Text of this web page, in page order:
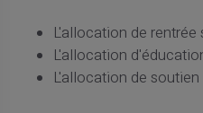
L'allocation de rentrée
L'allocation
L'allocation de